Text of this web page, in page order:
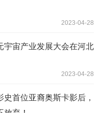
2023-04-28
宇宙产业发展大会在河北
2023-04-28
史首位亚裔奥斯卡影后，